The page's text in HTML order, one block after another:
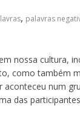
, palavras
nossa cultura,
como também
aconteceu num
das